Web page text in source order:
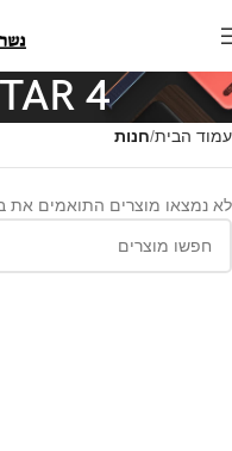
4
עמוד הבית חנות
לא נמצאו מוצרים התואמים את